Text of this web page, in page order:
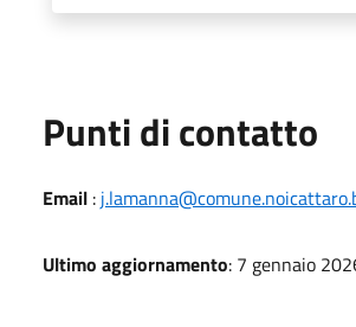
Punti di contatto
Email :
Ultimo aggiornamento: 7 gennaio